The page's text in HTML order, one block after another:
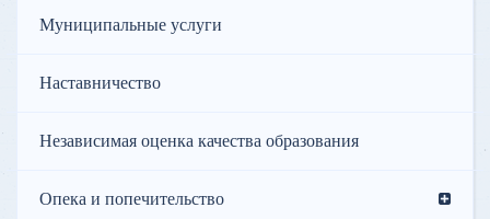
Муниципальные услуги
Наставничество
Независимая оценка качества образования
Опека и попечительство